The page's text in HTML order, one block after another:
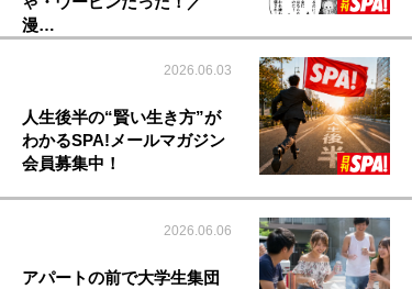
漫…
2026.06.03
人生後半の“賢い生き方”が
わかるSPA!メールマガジン
会員募集中！
2026.06.06
アパートの前で大学生集団